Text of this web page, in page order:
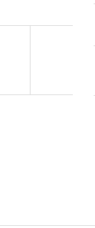
ŽIDLE
800 Kč